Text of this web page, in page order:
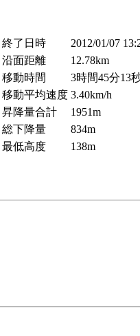
終了日時
2012/01/07
沿面距離
12.78km
移動時間
3時間45分13
移動平均速度 3.40km/h
昇降量合計
1951m
総下降量
834m
最低高度 138m